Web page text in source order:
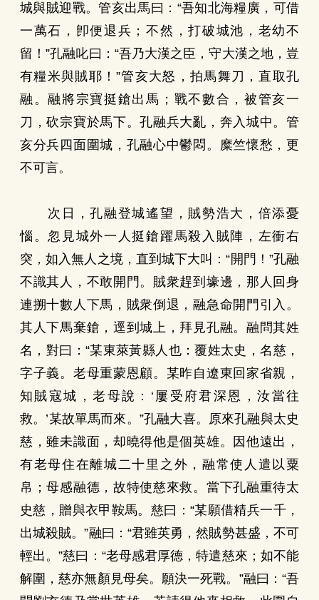
城與賊迎戰。管亥出馬曰：“吾知北海糧廣，可借
一萬石，卽便退兵；不然，打破城池，老幼不
留！”孔融叱曰：“吾乃大漢之臣，守大漢之地，豈
有糧米與賊耶！”管亥大怒，拍馬舞刀，直取孔
融。融將宗寶挺鎗出馬；戰不數合，被管亥一
刀，砍宗寶於馬下。孔融兵大亂，奔入城中。管
亥分兵四面圍城，孔融心中鬱悶。糜竺懷愁，更
不可言。
次日，孔融登城遙望，賊勢浩大，倍添憂
惱。忽見城外一人挺鎗躍馬殺入賊陣，左衝右
突，如入無人之境，直到城下大叫：“開門！”孔融
不識其人，不敢開門。賊衆趕到壕邊，那人回身
連搠十數人下馬，賊衆倒退，融急命開門引入。
其人下馬棄鎗，逕到城上，拜見孔融。融問其姓
名，對曰：“某東萊黃縣人也：覆姓太史，名慈，
字子義。老母重蒙恩顧。某昨自遼東回家省親，
知賊寇城，老母說：‘屢受府君深恩，汝當往
救。’某故單馬而來。”孔融大喜。原來孔融與太史
慈，雖未識面，却曉得他是個英雄。因他遠出，
有老母住在離城二十里之外，融常使人遣以粟
帛；母感融德，故特使慈來救。當下孔融重待太
史慈，贈與衣甲鞍馬。慈曰：“某願借精兵一千，
出城殺賊。”融曰：“君雖英勇，然賊勢甚盛，不可
輕出。”慈曰：“老母感君厚德，特遣慈來；如不能
解圍，慈亦無顏見母矣。願決一死戰。”融曰：“吾